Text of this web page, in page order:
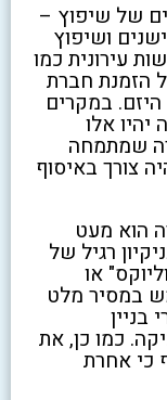
של שיפוץ –
ושיפוץ
עירונית כמו
האחריות על הזמנת חברת
היזם. במקרים
אלו
שמתמחה
צורך באיסוף
הוא מעט
רגיל של
או
במסיר מלט
בניין
כמו כן, את
כי אחרת